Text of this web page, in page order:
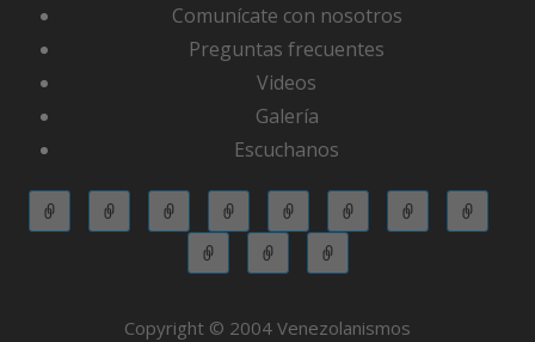
Comunícate con nosotros
Preguntas frecuentes
Videos
Galería
Escuchanos
Copyright © 2004 Venezolanismos